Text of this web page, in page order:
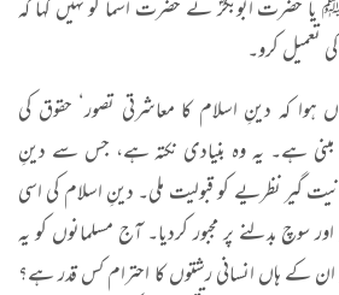
حضرت ابوبکرؓ نے حضرت اَسماؓ کو نہیں کہا کہ
تعمیل کرو۔
ہوا کہ دینِ اسلام کا معاشرتی تصور‘ حقوق کی
مبنی ہے۔ یہ وہ بنیادی نکتہ ہے، جس سے دینِ
گیر نظریے کو قبولیت ملی۔ دینِ اسلام کی اسی
سوچ بدلنے پر مجبور کردیا۔ آج مسلمانوں کو یہ
کے ہاں انسانی رشتوں کا احترام کس قدر ہے؟